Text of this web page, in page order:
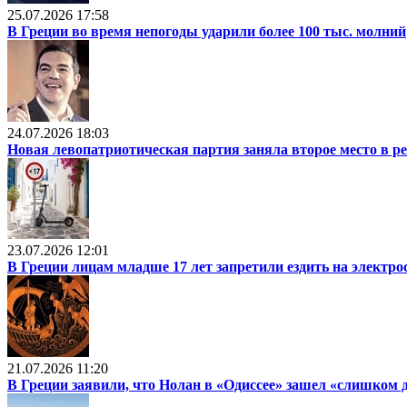
25.07.2026 17:58
В Греции во время непогоды ударили более 100 тыс. молний
24.07.2026 18:03
Новая левопатриотическая партия заняла второе место в
23.07.2026 12:01
В Греции лицам младше 17 лет запретили ездить на
21.07.2026 11:20
В Греции заявили, что Нолан в «Одиссее» зашел «слишком